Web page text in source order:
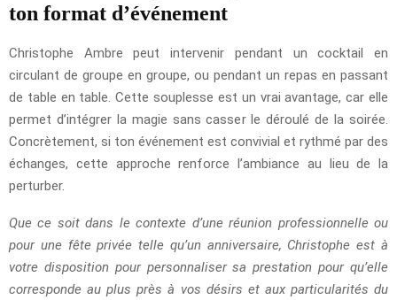
ton format d’événement
Christophe Ambre peut intervenir pendant un cocktail en
circulant de groupe en groupe, ou pendant un repas en passant
de table en table. Cette souplesse est un vrai avantage, car elle
permet d’intégrer la magie sans casser le déroulé de la soirée.
Concrètement, si ton événement est convivial et rythmé par des
échanges, cette approche renforce l’ambiance au lieu de la
perturber.
Que ce soit dans le contexte d’une réunion professionnelle ou
pour une fête privée telle qu’un anniversaire, Christophe est à
votre disposition pour personnaliser sa prestation pour qu’elle
corresponde au plus près à vos désirs et aux particularités du